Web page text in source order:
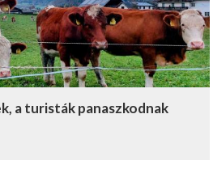
a turisták panaszkodnak